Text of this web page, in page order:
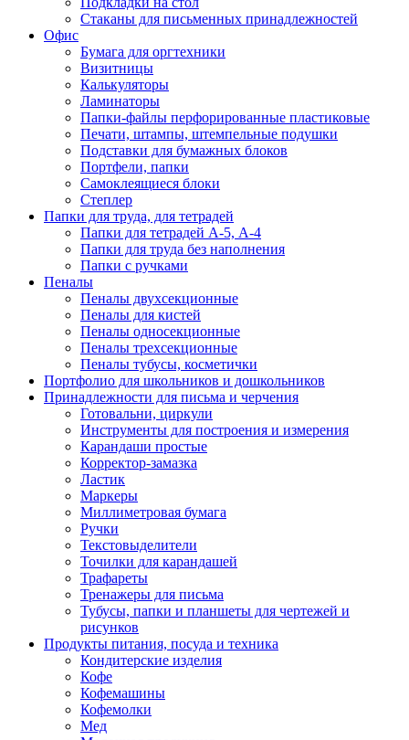
Стаканы для письменных принадлежностей
Офис
Бумага для оргтехники
Визитницы
Калькуляторы
Ламинаторы
Папки-файлы перфорированные пластиковые
Печати, штампы, штемпельные подушки
Подставки для бумажных блоков
Портфели, папки
Самоклеящиеся блоки
Степлер
Папки для труда, для тетрадей
Папки для тетрадей А-5, А-4
Папки для труда без наполнения
Папки с ручками
Пеналы
Пеналы двухсекционные
Пеналы для кистей
Пеналы односекционные
Пеналы трехсекционные
Пеналы тубусы, косметички
Портфолио для школьников и дошкольников
Принадлежности для письма и черчения
Готовальни, циркули
Инструменты для построения и измерения
Карандаши простые
Корректор-замазка
Ластик
Маркеры
Миллиметровая бумага
Ручки
Текстовыделители
Точилки для карандашей
Трафареты
Тренажеры для письма
Тубусы, папки и планшеты для чертежей и
рисунков
Продукты питания, посуда и техника
Кондитерские изделия
Кофе
Кофемашины
Кофемолки
Мед